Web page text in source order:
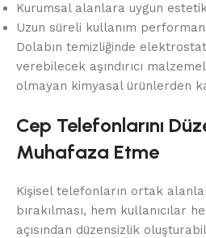
Kurumsal alanlara uygun
Uzun süreli kullanım
Dolabın temizliğinde
verebilecek aşındırıcı
olmayan kimyasal ürünlerden
Cep Telefonlarını
Muhafaza Etme
Kişisel telefonların ortak
bırakılması, hem kullanıcılar
açısından düzensizlik